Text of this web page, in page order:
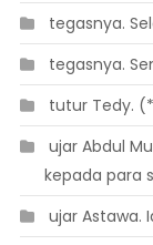
 tegasnya.
 tegasnya.
 tutur Tedy.
 ujar Abdul
kepada para
 ujar